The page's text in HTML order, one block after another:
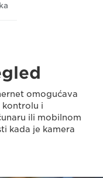
omogućava
kontrolu i
ili mobilnom
kada je kamera